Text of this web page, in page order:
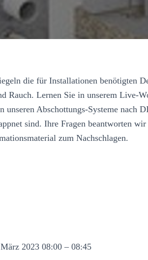
die für Installationen benötigten
Rauch. Lernen Sie in unserem Live-
unseren Abschottungs-Systeme nach
sind. Ihre Fragen beantworten
zum Nachschlagen.
2023 08:00 – 08:45